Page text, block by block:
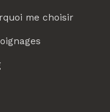
me choisir